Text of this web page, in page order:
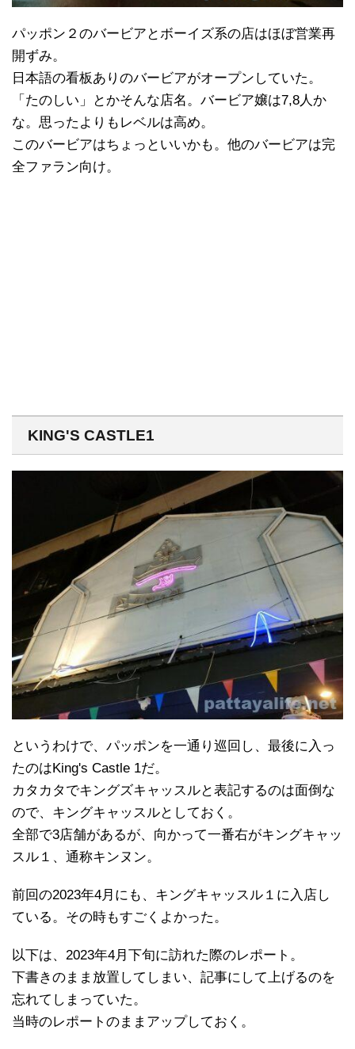
パッポン２のバービアとボーイズ系の店はほぼ営業再
開ずみ。
日本語の看板ありのバービアがオープンしていた。
「たのしい」とかそんな店名。バービア嬢は7,8人か
な。思ったよりもレベルは高め。
このバービアはちょっといいかも。他のバービアは完
全ファラン向け。
KING'S CASTLE1
というわけで、パッポンを一通り巡回し、最後に入っ
たのはKing's Castle 1だ。
カタカタでキングズキャッスルと表記するのは面倒な
ので、キングキャッスルとしておく。
全部で3店舗があるが、向かって一番右がキングキャッ
スル１、通称キンヌン。
前回の2023年4月にも、キングキャッスル１に入店し
ている。その時もすごくよかった。
以下は、2023年4月下旬に訪れた際のレポート。
下書きのまま放置してしまい、記事にして上げるのを
忘れてしまっていた。
当時のレポートのままアップしておく。